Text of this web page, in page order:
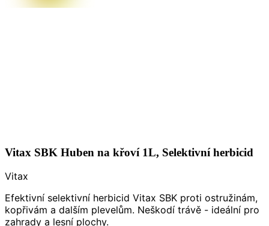
Vitax SBK Huben na křoví 1L, Selektivní herbicid
Vitax
Efektivní selektivní herbicid Vitax SBK proti ostružinám,
kopřivám a dalším plevelům. Neškodí trávě - ideální pro
zahrady a lesní plochy.